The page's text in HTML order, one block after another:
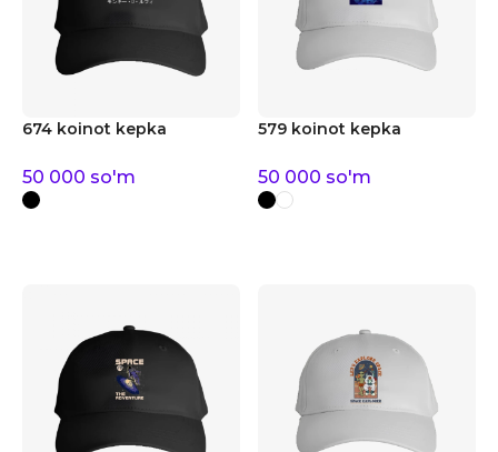
674 koinot kepka
50 000 so'm
579 koinot kepka
50 000 so'm